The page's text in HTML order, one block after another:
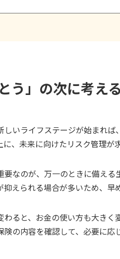
とう」の次に考
しいライフステージが始まれ
、未来に向けたリスク管理が
要なのが、万一のときに備え
えられる場合が多いため、早
わると、お金の使い方も大き
の内容を確認して、必要に応